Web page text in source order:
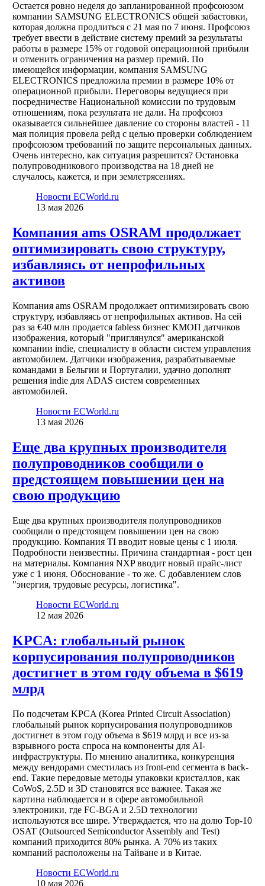
Остается ровно неделя до запланированной профсоюзом
компании SAMSUNG ELECTRONICS общей забастовки,
которая должна продлиться с 21 мая по 7 июня. Профсоюз
требует ввести в действие систему премий за результаты
работы в размере 15% от годовой операционной прибыли
и отменить ограничения на размер премий. По
имеющейся информации, компания SAMSUNG
ELECTRONICS предложила премии в размере 10% от
операционной прибыли. Переговоры ведущиеся при
посредничестве Национальной комиссии по трудовым
отношениям, пока результата не дали. На профсоюз
оказывается сильнейшее давление со стороны властей - 11
мая полиция провела рейд с целью проверки соблюдением
профсоюзом требований по защите персональных данных.
Очень интересно, как ситуация разрешится? Остановка
полупроводникового производства на 18 дней не
случалось, кажется, и при землетрясениях.
Новости ECWorld.ru
13 мая 2026
Компания ams OSRAM продолжает
оптимизировать свою структуру,
избавляясь от непрофильных
активов
Компания ams OSRAM продолжает оптимизировать свою
структуру, избавляясь от непрофильных активов. На сей
раз за €40 млн продается fabless бизнес КМОП датчиков
изображения, который "приглянулся" американской
компании indie, специалисту в области систем управления
автомобилем. Датчики изображения, разрабатываемые
командами в Бельгии и Португалии, удачно дополнят
решения indie для ADAS систем современных
автомобилей.
Новости ECWorld.ru
13 мая 2026
Еще два крупных производителя
полупроводников сообщили о
предстоящем повышении цен на
свою продукцию
Еще два крупных производителя полупроводников
сообщили о предстоящем повышении цен на свою
продукцию. Компания TI вводит новые цены с 1 июля.
Подробности неизвестны. Причина стандартная - рост цен
на материалы. Компания NXP вводит новый прайс-лист
уже с 1 июня. Обоснование - то же. С добавлением слов
"энергия, трудовые ресурсы, логистика".
Новости ECWorld.ru
12 мая 2026
KPCA: глобальный рынок
корпусирования полупроводников
достигнет в этом году объема в $619
млрд
По подсчетам KPCA (Korea Printed Circuit Association)
глобальный рынок корпусирования полупроводников
достигнет в этом году объема в $619 млрд и все из-за
взрывного роста спроса на компоненты для AI-
инфраструктуры. По мнению аналитика, конкуренция
между вендорами сместилась из front-end сегмента в back-
end. Такие передовые методы упаковки кристаллов, как
CoWoS, 2.5D и 3D становятся все важнее. Такая же
картина наблюдается и в сфере автомобильной
электроники, где FC-BGA и 2.5D технологии
используются все шире. Утверждается, что на долю Top-10
OSAT (Outsourced Semiconductor Assembly and Test)
компаний приходится 80% рынка. А 70% из таких
компаний расположены на Тайване и в Китае.
Новости ECWorld.ru
10 мая 2026